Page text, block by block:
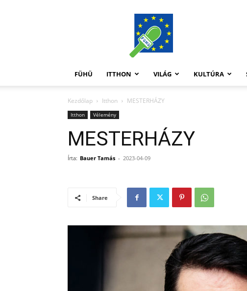
FüHü
FÜHÜ ITTHON VILÁG KULTÚRA
Kezdőlap Itthon MESTERHÁZY
Itthon Vélemény
MESTERHÁZY
Írta: Bauer Tamás - 2023-04-09
Share